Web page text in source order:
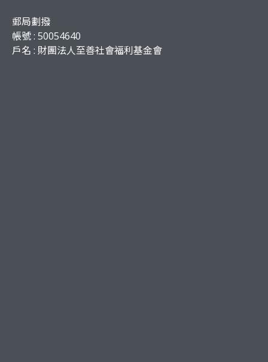
郵局劃撥
帳號 : 50054640
戶名 : 財團法人至善社會福利基金會